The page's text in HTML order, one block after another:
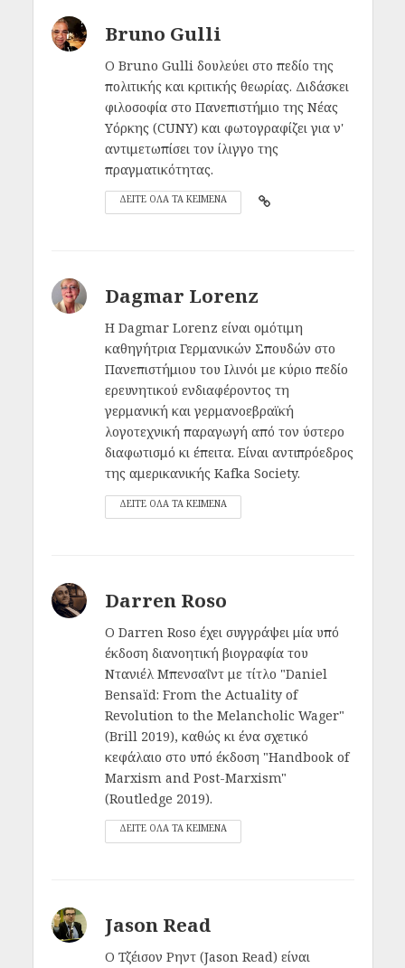
Bruno Gulli
Ο Bruno Gulli δουλεύει στο πεδίο της
πολιτικής και κριτικής θεωρίας. Διδάσκει
φιλοσοφία στο Πανεπιστήμιο της Νέας
Υόρκης (CUNY) και φωτογραφίζει για ν'
αντιμετωπίσει τον ίλιγγο της
πραγματικότητας.
ΔΕΙΤΕ ΟΛΑ ΤΑ ΚΕΙΜΕΝΑ
Dagmar Lorenz
H Dagmar Lorenz είναι ομότιμη
καθηγήτρια Γερμανικών Σπουδών στο
Πανεπιστήμιου του Ιλινόι με κύριο πεδίο
ερευνητικού ενδιαφέροντος τη
γερμανική και γερμανοεβραϊκή
λογοτεχνική παραγωγή από τον ύστερο
διαφωτισμό κι έπειτα. Είναι αντιπρόεδρος
της αμερικανικής Kafka Society.
ΔΕΙΤΕ ΟΛΑ ΤΑ ΚΕΙΜΕΝΑ
Darren Roso
Ο Darren Roso έχει συγγράψει μία υπό
έκδοση διανοητική βιογραφία του
Ντανιέλ Μπενσαΐντ με τίτλο "Daniel
Bensaïd: From the Actuality of
Revolution to the Melancholic Wager"
(Brill 2019), καθώς κι ένα σχετικό
κεφάλαιο στο υπό έκδοση "Handbook of
Marxism and Post-Marxism"
(Routledge 2019).
ΔΕΙΤΕ ΟΛΑ ΤΑ ΚΕΙΜΕΝΑ
Jason Read
Ο Τζέισον Ρηντ (Jason Read) είναι